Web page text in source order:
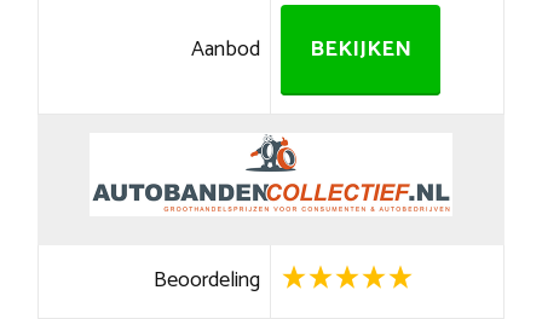
Aanbod BEKIJKEN
Beoordeling